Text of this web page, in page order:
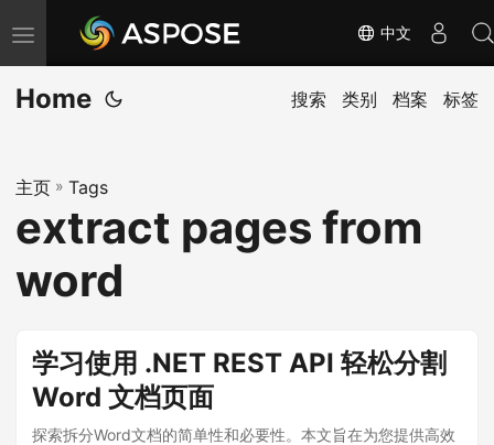
切
换
导
中文
Home 搜索 类别 档案 标签
主页 » Tags
extract pages from
word
学习使用 .NET REST API 轻松分割
Word 文档页面
探索拆分Word文档的简单性和必要性。本文旨在为您提供高效